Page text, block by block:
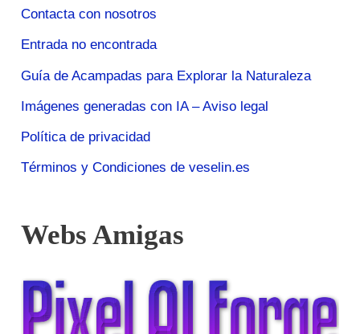
Contacta con nosotros
Entrada no encontrada
Guía de Acampadas para Explorar la Naturaleza
Imágenes generadas con IA – Aviso legal
Política de privacidad
Términos y Condiciones de veselin.es
Webs Amigas